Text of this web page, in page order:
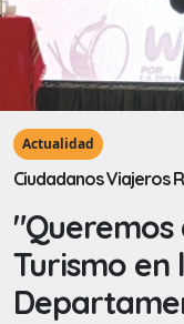
Actualidad
Ciudadanos Viajeros
Turismo en